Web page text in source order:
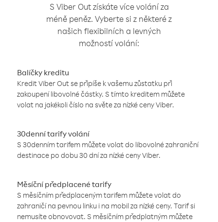
S Viber Out získáte více volání za
méně peněz. Vyberte si z některé z
našich flexibilních a levných
možností volání:
Balíčky kreditu
Kredit Viber Out se připíše k vašemu zůstatku při
zakoupení libovolné částky. S tímto kreditem můžete
volat na jakékoli číslo na světe za nízké ceny Viber.
30denní tarify volání
S 30denním tarifem můžete volat do libovolné zahraniční
destinace po dobu 30 dní za nízké ceny Viber.
Měsíční předplacené tarify
S měsíčním předplaceným tarifem můžete volat do
zahraničí na pevnou linku i na mobil za nízké ceny. Tarif si
nemusíte obnovovat. S měsíčním předplatným můžete